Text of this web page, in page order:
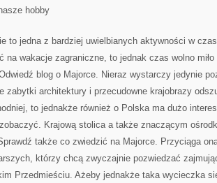
hobby
to jedna z bardziej uwielbianych aktywności w
na wakacje zagraniczne, to jednak czas wolno
blog o Majorce. Nieraz wystarczy jedynie
zabytki architektury i przecudowne krajobrazy
to jednakże również o Polska ma dużo
Krajową stolica a także znaczącym
także co zwiedzić na Majorce. Przyciąga
którzy chcą zwyczajnie pozwiedzać
Przedmieściu. Ażeby jednakże taka wycieczka